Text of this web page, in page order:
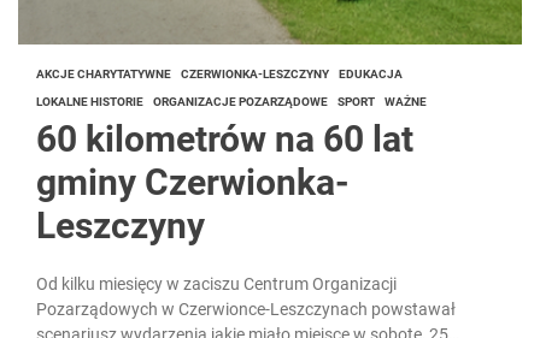
AKCJE CHARYTATYWNE CZERWIONKA-LESZCZYNY EDUKACJA
LOKALNE HISTORIE ORGANIZACJE POZARZĄDOWE SPORT WAŻNE
60 kilometrów na 60 lat
gminy Czerwionka-
Leszczyny
Od kilku miesięcy w zaciszu Centrum Organizacji
Pozarządowych w Czerwionce-Leszczynach powstawał